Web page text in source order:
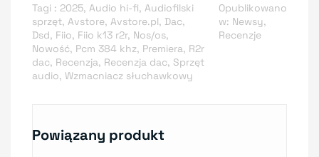
Tagi : 2025, Audio hi-fi, Audiofilski
sprzęt, Avstore, Avstore.pl, Dac,
Dsd, Fiio, Fiio k13 r2r, Nos/os,
Nowość, Pcm 384 khz, Premiera, R2r
dac, Recenzja, Recenzja dac, Sprzęt
audio, Wzmacniacz słuchawkowy
Opublikowano
w: Newsy,
Recenzje
Powiązany produkt